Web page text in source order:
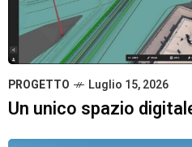
PROGETTO Luglio 15, 2026
Un unico spazio